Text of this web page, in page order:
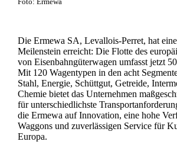
Foto: Ermewa
Die Ermewa SA, Levallois-Perret, hat
Meilenstein erreicht: Die Flotte des
von Eisenbahngüterwagen umfasst jetzt
Mit 120 Wagentypen in den acht
Stahl, Energie, Schüttgut, Getreide,
Chemie bietet das Unternehmen
für unterschiedlichste
die Ermewa auf Innovation, eine hohe
Waggons und zuverlässigen Service für
Europa.